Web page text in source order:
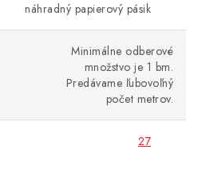
náhradný papierový pásik
Minimálne odberové
množstvo je 1 bm.
Predávame ľubovoľný
počet metrov.
27